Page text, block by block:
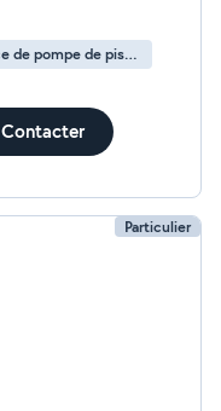
Maintenance de pompe de piscine
Contacter
Particulier